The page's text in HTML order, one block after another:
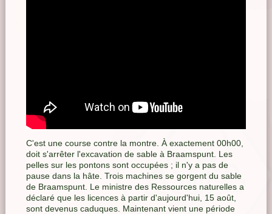
C'est une course contre la montre. À exactement 00h00,
doit s'arrêter l'excavation de sable à Braamspunt. Les
pelles sur les pontons sont occupées ; il n'y a pas de
pause dans la hâte. Trois machines se gorgent du sable
de Braamspunt. Le ministre des Ressources naturelles a
déclaré que les licences à partir d'aujourd'hui, 15 août,
sont devenus caduques. Maintenant vient une période